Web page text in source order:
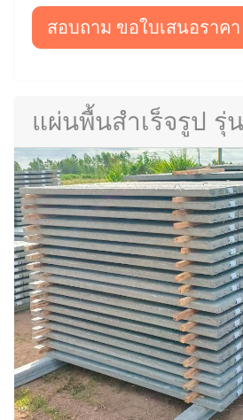
สอบถาม ขอใบเสนอราคา
แผ่นพื้นสำเร็จรูป รุ่